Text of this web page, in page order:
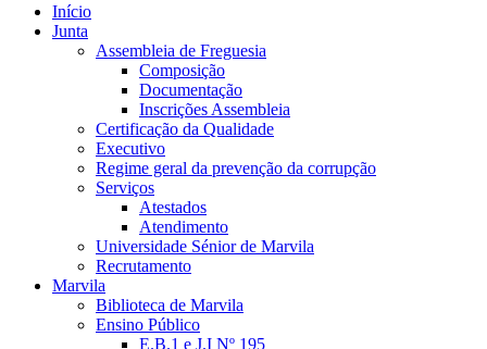
Início
Junta
Assembleia de Freguesia
Composição
Documentação
Inscrições Assembleia
Certificação da Qualidade
Executivo
Regime geral da prevenção da corrupção
Serviços
Atestados
Atendimento
Universidade Sénior de Marvila
Recrutamento
Marvila
Biblioteca de Marvila
Ensino Público
E.B.1 e J.I Nº 195